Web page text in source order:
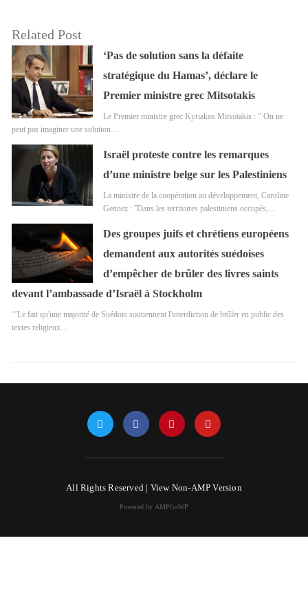
Related Post
‘Pas de solution sans la défaite
stratégique du Hamas’, déclare le
Premier ministre grec Mitsotakis
Le Premier ministre grec Kyriakos Mitsotakis : " On ne
peut pas imaginer une solution…
Israël proteste contre les remarques
d’une ministre belge sur les Palestiniens
La ministre de la coopération au développement, Caroline
Gennez : ''Dans les territoires palestiniens occupés,…
Des groupes juifs et chrétiens européens
demandent aux autorités suédoises
d’empêcher de brûler des livres saints
devant l’ambassade d’Israël à Stockholm
‘’Le fait qu'une majorité de Suédois soutiennent l'interdiction de brûler en public des
textes religieux…
All Rights Reserved | View Non-AMP Version
Powered by AMPforWP